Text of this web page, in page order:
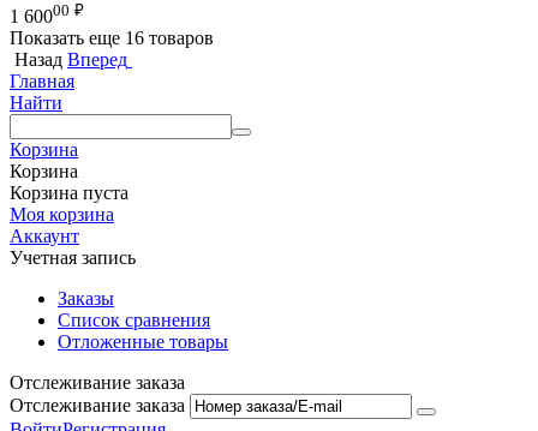
1 60000 ₽
Показать еще 16 товаров
Назад Вперед
Главная
Найти
Корзина
Корзина
Корзина пуста
Моя корзина
Аккаунт
Учетная запись
Заказы
Список сравнения
Отложенные товары
Отслеживание заказа
Отслеживание заказа